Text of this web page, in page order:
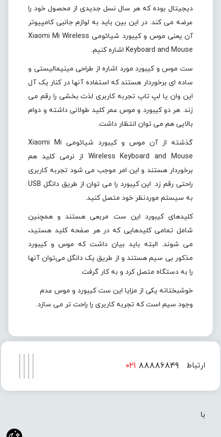
دیجیتال بوده که هر سال نسل جدیدی از محصول خود را
عرضه می کند. در این بین باید به لوازم جانبی کامپیوتر
آن یعنی موس و کیبورد شیائومی Xiaomi Mi Wireless
Keyboard and Mouse اشاره کنیم.
ست موس و کیبورد مورد اشاره از طراحی مینیمالیستی و
ساده ای برخوردار هستند که استفاده آنها در کنار یک آل
این وان یا لپ تاپ تجربه کاربری لذت بخشی را رقم می
زند. هر دو کیبورد و موس عمر کلید طولانی داشته و دوام
بالایی هم می توان انتظار داشت.
گذشته از آن موس و کیبورد شیائومی Xiaomi Mi
Wireless Keyboard and Mouse از نرمی کلید هم
برخوردار هستند و این امر موجب می شود تجربه کاربری
راحتی رقم زد. این کیبورد را می توان از طریق دانگل USB
به سیستم موردنظر خود متصل کنید.
کلیدهای کیبورد این ست مربعی هستند و همچنین
شامل تمامی کلیدهایی که در هر صفحه کلید هستید،
می شوند. البته باید بیان داشت که موس و کیبورد
مذکور بی سیم هستند و از طریق یک دانگل می‌توان آنها
را به دستگاه متصل کرد و به کار گرفت.
خوشبختانه یکی از مزایا این ست کیبورد و موس عدم
وجود سیم است که تجربه کاربری را راحت تر می سازد.
ارتباط
با
۰۲۱ ۸۸۸۸۶۸۴۹